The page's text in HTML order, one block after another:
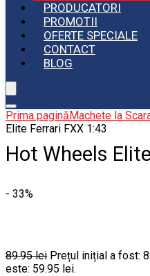
PRODUCATORI
PROMOTII
OFERTE SPECIALE
CONTACT
BLOG
Prima paginăMachete la
Elite Ferrari FXX 1:43
Hot Wheels
- 33%
89.95lei Prețul inițial a fost:
este: 59.95 lei.